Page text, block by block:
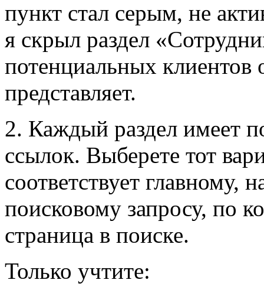
пункт стал серым, не
я скрыл раздел
потенциальных клиентов
представляет.
2. Каждый раздел имеет
ссылок. Выберете тот
соответствует главному,
поисковому запросу, по
страница в поиске.
Только учтите: